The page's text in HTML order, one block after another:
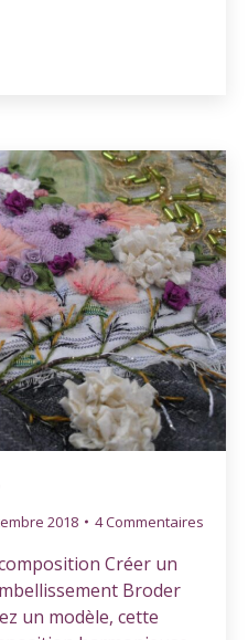
2018 4 Commentaires
Créer un
Broder
un modèle, cette